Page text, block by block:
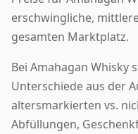
erschwingliche,
gesamten Marktplatz.
Bei Amahagan Whisky
Unterschiede aus der
altersmarkierten vs.
Abfüllungen,